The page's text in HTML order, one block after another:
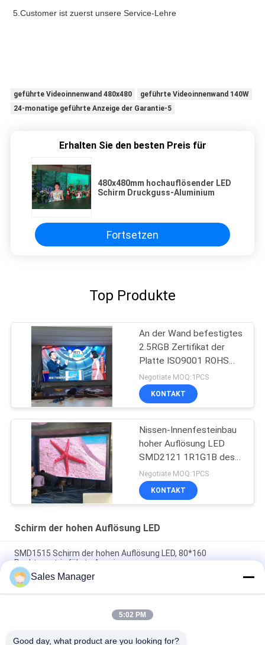
5.Customer ist zuerst unsere Service-Lehre
geführte Videoinnenwand 480x480
geführte Videoinnenwand 140W
24-monatige geführte Anzeige der Garantie-5
Erhalten Sie den besten Preis für
480x480mm hochauflösender LED
Schirm Druckguss-Aluminium
Fortsetzen
Top Produkte
An der Wand befestigtes
2.5RGB Zertifikat der
Platte ISO9001 ROHS
der hohen Auflösung LED
Negotiate MOQ:1PCS
KONTAKT
Nissen-Innenfesteinbau
hoher Auflösung LED
SMD2121 1R1G1B des
Schirm-1200
Negotiate MOQ:1PCS
KONTAKT
Schirm der hohen Auflösung LED
SMD1515 Schirm der hohen Auflösung LED, 80*160
Punktematrix führte Anzeige
WAND-Anzeigen-horizontale Vertikale SMD1515 IP31 große
Video140 Grad
Schirm hoher Auflösung LED SMD 2121, P2mm LED-Anzeige
Sales Manager
5:02 PM
Good day, what product are you looking for?